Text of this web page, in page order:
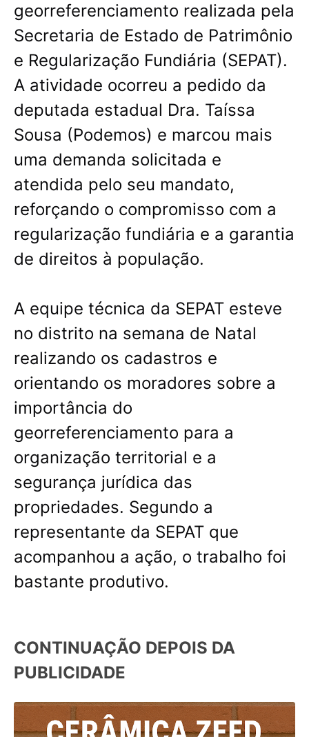
georreferenciamento realizada pela
Secretaria de Estado de Patrimônio
e Regularização Fundiária (SEPAT).
A atividade ocorreu a pedido da
deputada estadual Dra. Taíssa
Sousa (Podemos) e marcou mais
uma demanda solicitada e
atendida pelo seu mandato,
reforçando o compromisso com a
regularização fundiária e a garantia
de direitos à população.
A equipe técnica da SEPAT esteve
no distrito na semana de Natal
realizando os cadastros e
orientando os moradores sobre a
importância do
georreferenciamento para a
organização territorial e a
segurança jurídica das
propriedades. Segundo a
representante da SEPAT que
acompanhou a ação, o trabalho foi
bastante produtivo.
CONTINUAÇÃO DEPOIS DA
PUBLICIDADE